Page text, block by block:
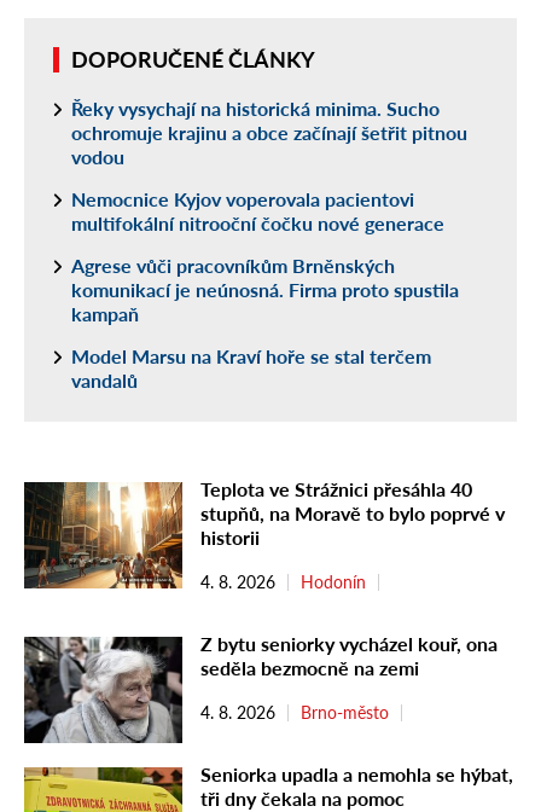
DOPORUČENÉ ČLÁNKY
Řeky vysychají na historická minima. Sucho
ochromuje krajinu a obce začínají šetřit pitnou
vodou
Nemocnice Kyjov voperovala pacientovi
multifokální nitrooční čočku nové generace
Agrese vůči pracovníkům Brněnských
komunikací je neúnosná. Firma proto spustila
kampaň
Model Marsu na Kraví hoře se stal terčem
vandalů
Teplota ve Strážnici přesáhla 40
stupňů, na Moravě to bylo poprvé v
historii
4. 8. 2026 Hodonín
Z bytu seniorky vycházel kouř, ona
seděla bezmocně na zemi
4. 8. 2026 Brno-město
Seniorka upadla a nemohla se hýbat,
tři dny čekala na pomoc